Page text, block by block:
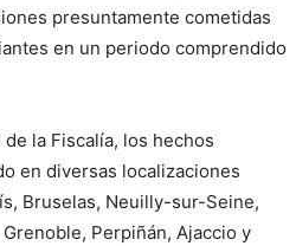
presuntamente cometidas
en un periodo comprendido
la Fiscalía, los hechos
en diversas localizaciones
Bruselas, Neuilly-sur-Seine,
Perpiñán, Ajaccio y